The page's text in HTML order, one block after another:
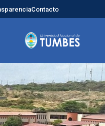
Contacto